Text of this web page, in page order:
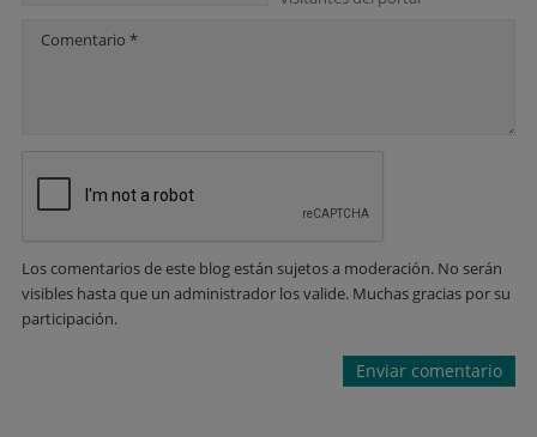
Comentario *
Los comentarios de este blog están sujetos a moderación. No serán
visibles hasta que un administrador los valide. Muchas gracias por su
participación.